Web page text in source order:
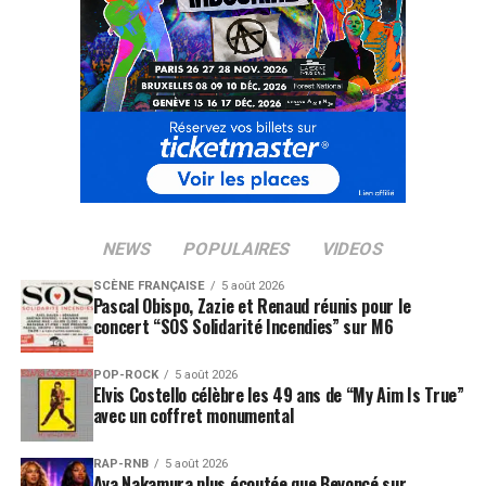
NEWS POPULAIRES VIDEOS
SCÈNE FRANÇAISE 5 août 2026
Pascal Obispo, Zazie et Renaud réunis pour le
concert “SOS Solidarité Incendies” sur M6
POP-ROCK 5 août 2026
Elvis Costello célèbre les 49 ans de “My Aim Is True”
avec un coffret monumental
RAP-RNB 5 août 2026